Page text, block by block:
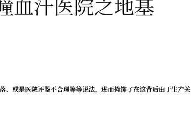
、或是医院评鉴不合理等等说法，进而掩饰了在这背后由于生产关